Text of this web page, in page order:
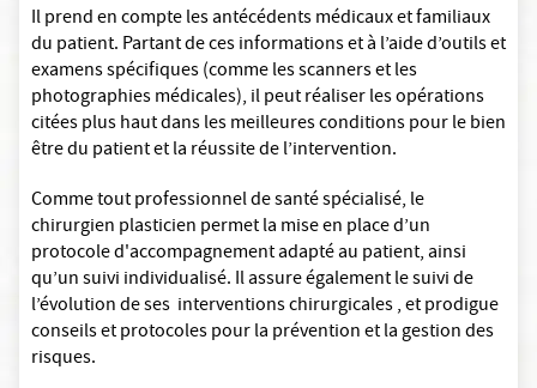
Il prend en compte les antécédents médicaux et familiaux
du patient. Partant de ces informations et à l’aide d’outils et
examens spécifiques (comme les scanners et les
photographies médicales), il peut réaliser les opérations
citées plus haut dans les meilleures conditions pour le bien
être du patient et la réussite de l’intervention.
Comme tout professionnel de santé spécialisé, le
chirurgien plasticien permet la mise en place d’un
protocole d'accompagnement adapté au patient, ainsi
qu’un suivi individualisé. Il assure également le suivi de
l’évolution de ses interventions chirurgicales , et prodigue
conseils et protocoles pour la prévention et la gestion des
risques.